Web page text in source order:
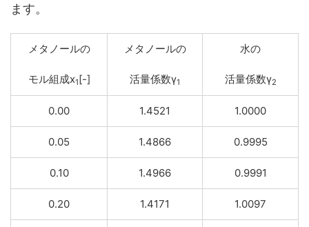
ます。
メタノールの
モル組成x1[-]
メタノールの
活量係数γ1
水の
活量係数γ2
0.00 1.4521 1.0000
0.05 1.4866 0.9995
0.10 1.4966 0.9991
0.20 1.4171 1.0097